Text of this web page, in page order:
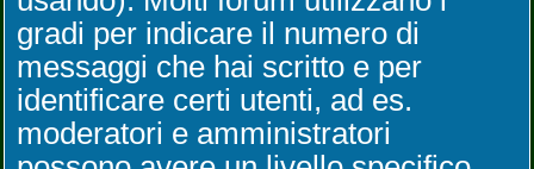
gradi per indicare il numero di
messaggi che hai scritto e per
identificare certi utenti, ad es.
moderatori e amministratori